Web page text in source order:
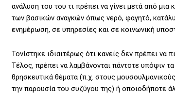
ανάλυση του του τι πρέπει να γίνει μετά από
των βασικών αναγκών όπως νερό, φαγητό,
ενημέρωση, σε υπηρεσίες και σε κοινωνική
Τονίστηκε ιδιαιτέρως ότι κανείς δεν πρέπει να
Τέλος, πρέπει να λαμβάνονται πάντοτε υπόψιν
θρησκευτικά θέματα (π.χ. στους
την παρουσία του συζύγου της) ή οποιοδήποτε